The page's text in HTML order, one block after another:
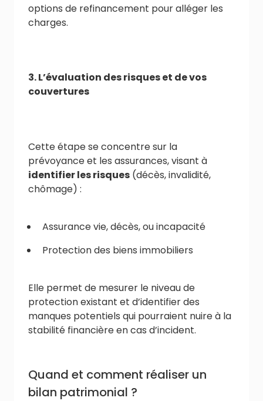
options de refinancement pour alléger les
charges.
3. L’évaluation des risques et de vos
couvertures
Cette étape se concentre sur la
prévoyance et les assurances, visant à
identifier les risques (décès, invalidité,
chômage) :
Assurance vie, décès, ou incapacité
Protection des biens immobiliers
Elle permet de mesurer le niveau de
protection existant et d’identifier des
manques potentiels qui pourraient nuire à la
stabilité financière en cas d’incident.
Quand et comment réaliser un
bilan patrimonial ?